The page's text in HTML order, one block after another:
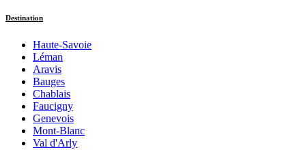
Destination
Haute-Savoie
Léman
Aravis
Bauges
Chablais
Faucigny
Genevois
Mont-Blanc
Val d'Arly